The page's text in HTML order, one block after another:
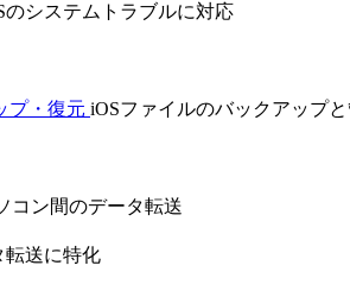
のシステムトラブルに対応
プ・復元 iOSファイルのバックアップ
コン間のデータ転送
転送に特化